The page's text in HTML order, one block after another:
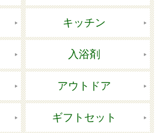
キッチン
入浴剤
アウトドア
ギフトセット